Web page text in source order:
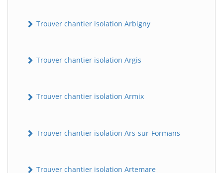
Trouver chantier isolation Arbigny
Trouver chantier isolation Argis
Trouver chantier isolation Armix
Trouver chantier isolation Ars-sur-Formans
Trouver chantier isolation Artemare